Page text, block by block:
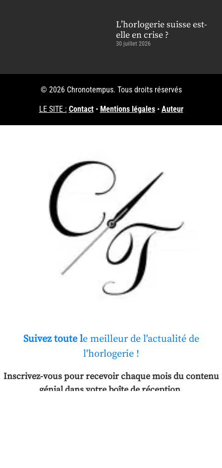
L’horlogerie suisse est-
elle en crise ?
30 juillet 2026
© 2026 Chronotempus. Tous droits réservés
LE SITE : Contact• Mentions légales• Auteur
Suivez toute le meilleur de l'actualité de
l'horlogerie !
Inscrivez-vous pour recevoir chaque mois du contenu
génial dans votre boîte de réception.